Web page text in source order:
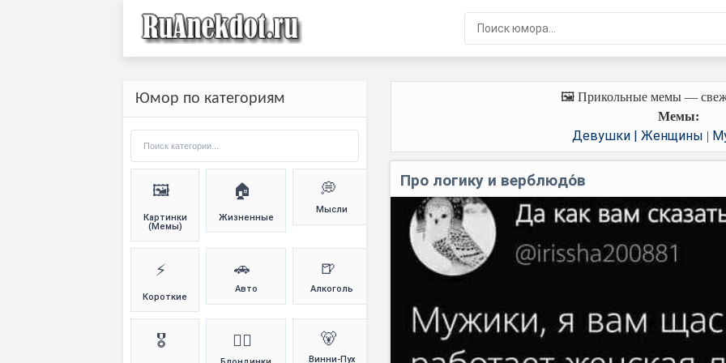
🖼️ Прикольные мемы —
Мемы:
Девушки | Женщины |
Про логику и верблюдо́в
Юмор по категориям
🖼️
Картинки
(Мемы)
🏠
Жизненные
💭
Мысли
⚡
Короткие
🚗
Авто
🍺
Алкоголь
🎖️ 👱‍♀️ 🐻
Винни-Пух